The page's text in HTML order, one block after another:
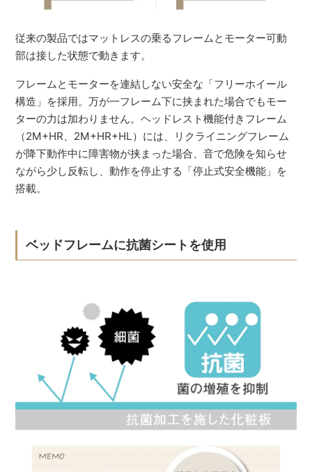
従来の製品ではマットレスの乗るフレームとモーター可動
部は接した状態で動きます。
フレームとモーターを連結しない安全な「フリーホイール
構造」を採用。万が一フレーム下に挟まれた場合でもモー
ターの力は加わりません。ヘッドレスト機能付きフレーム
（2M+HR、2M+HR+HL）には、リクライニングフレーム
が降下動作中に障害物が挟まった場合、音で危険を知らせ
ながら少し反転し、動作を停止する「停止式安全機能」を
搭載。
ベッドフレームに抗菌シートを使用